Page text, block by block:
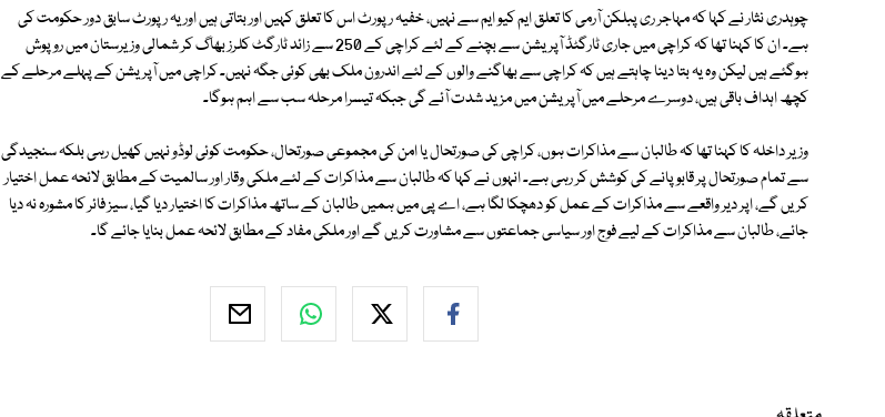
چوہدری نثار نے کہا کہ مہاجر ری پبلکن آرمی کا تعلق ایم کیو ایم سے نہیں، خفیہ رپورٹ اس کا تعلق کہیں اور بتاتی ہیں اور یہ رپورٹ سابق دور حکومت کی
ہے۔ ان کا کہنا تھا کہ کراچی میں جاری ٹارگٹڈ آپریشن سے بچنے کے لئے کراچی کے 250 سے زائد ٹارگٹ کلرز بھاگ کر شمالی وزیرستان میں روپوش
ہوگئے ہیں لیکن وہ یہ بتا دینا چاہتے ہیں کہ کراچی سے بھاگنے والوں کے لئے اندرون ملک بھی کوئی جگہ نہیں۔ کراچی میں آپریشن کے پہلے مرحلے کے
کچھ اہداف باقی ہیں، دوسرے مرحلے میں آپریشن میں مزید شدت آئے گی جبکہ تیسرا مرحلہ سب سے اہم ہوگا۔
وزیر داخلہ کا کہنا تھا کہ طالبان سے مذاکرات ہوں، کراچی کی صورتحال یا امن کی مجموعی صورتحال، حکومت کوئی لوڈو نہیں کھیل رہی بلکہ سنجیدگی
سے تمام صورتحال پر قابو پانے کی کوشش کر رہی ہے۔ انہوں نے کہا کہ طالبان سے مذاکرات کے لئے ملکی وقار اور سالمیت کے مطابق لائحہ عمل اختیار
کریں گے، اپر دیر واقعے سے مذاکرات کے عمل کو دھچکا لگا ہے، اے پی میں ہمیں طالبان کے ساتھ مذاکرات کا اختیار دیا گیا، سیز فائر کا مشورہ نہ دیا
جائے، طالبان سے مذاکرات کے لیے فوج اور سیاسی جماعتوں سے مشاورت کریں گے اور ملکی مفاد کے مطابق لائحہ عمل بنایا جائے گا۔